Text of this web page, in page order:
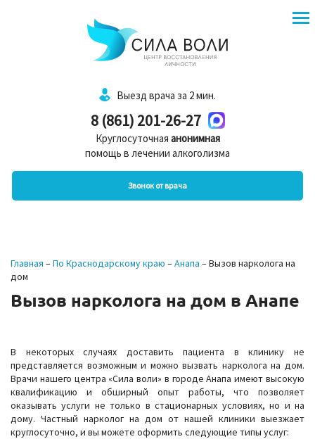
Выезд врача за 2 мин.
8 (861) 201-26-27
Круглосуточная анонимная
помощь в лечении алкоголизма
Звонок от врача
Главная –По Краснодарскому краю –Анапа –Вызов нарколога на
дом
Вызов нарколога на дом в Анапе
В некоторых случаях доставить пациента в клинику не
представляется возможным и можно вызвать нарколога на дом.
Врачи нашего центра «Сила воли» в городе Анапа имеют высокую
квалификацию и обширный опыт работы, что позволяет
оказывать услуги не только в стационарных условиях, но и на
дому. Частный нарколог на дом от нашей клиники выезжает
круглосуточно, и вы можете оформить следующие типы услуг: